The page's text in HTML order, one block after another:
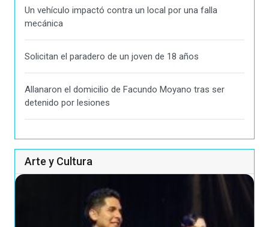
Un vehículo impactó contra un local por una falla
mecánica
Solicitan el paradero de un joven de 18 años
Allanaron el domicilio de Facundo Moyano tras ser
detenido por lesiones
Arte y Cultura